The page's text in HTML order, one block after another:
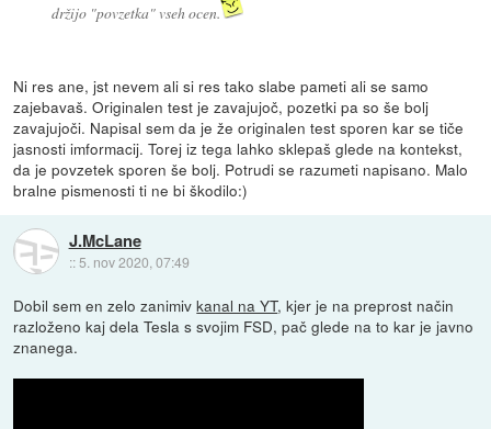
držijo "povzetka" vseh ocen.
Ni res ane, jst nevem ali si res tako slabe pameti ali se samo
zajebavaš. Originalen test je zavajujoč, pozetki pa so še bolj
zavajujoči. Napisal sem da je že originalen test sporen kar se tiče
jasnosti imformacij. Torej iz tega lahko sklepaš glede na kontekst,
da je povzetek sporen še bolj. Potrudi se razumeti napisano. Malo
bralne pismenosti ti ne bi škodilo:)
J.McLane
:: 5. nov 2020, 07:49
Dobil sem en zelo zanimivkanal na YT, kjer je na preprost način
razloženo kaj dela Tesla s svojim FSD, pač glede na to kar je javno
znanega.